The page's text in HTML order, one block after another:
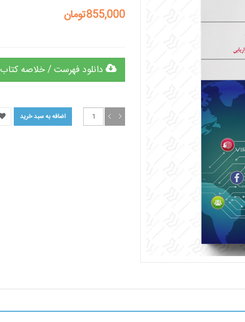
855,000تومان
دانلود فهرست / خلاصه کتاب